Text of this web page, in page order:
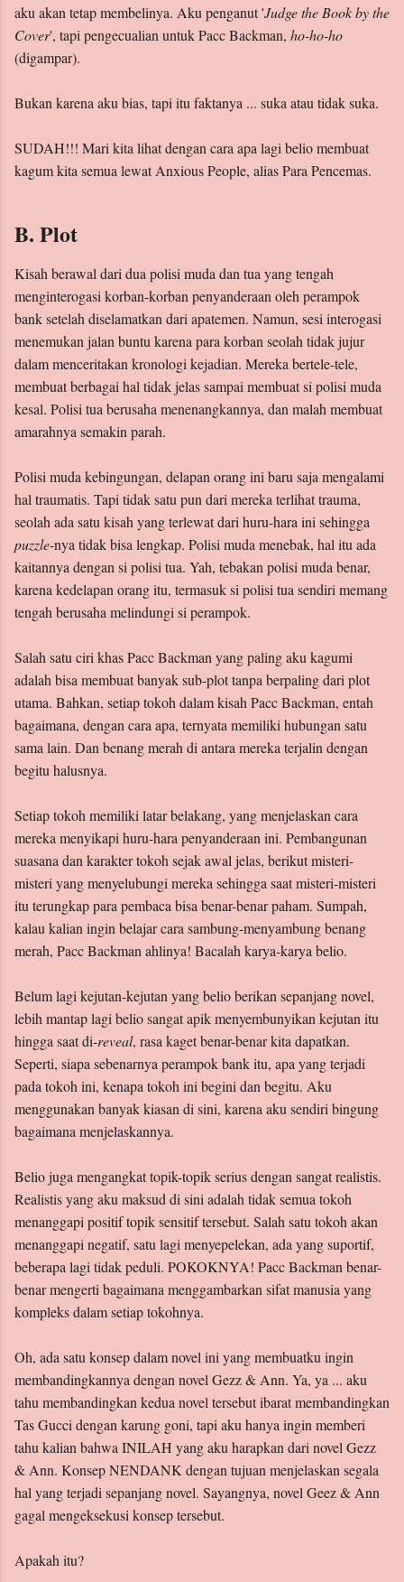
aku akan tetap membelinya. Aku penganut 'Judge the Book by the
Cover', tapi pengecualian untuk Pacc Backman, ho-ho-ho
(digampar).
Bukan karena aku bias, tapi itu faktanya ... suka atau tidak suka.
SUDAH!!! Mari kita lihat dengan cara apa lagi belio membuat
kagum kita semua lewat Anxious People, alias Para Pencemas.
B. Plot
Kisah berawal dari dua polisi muda dan tua yang tengah
menginterogasi korban-korban penyanderaan oleh perampok
bank setelah diselamatkan dari apatemen. Namun, sesi interogasi
menemukan jalan buntu karena para korban seolah tidak jujur
dalam menceritakan kronologi kejadian. Mereka bertele-tele,
membuat berbagai hal tidak jelas sampai membuat si polisi muda
kesal. Polisi tua berusaha menenangkannya, dan malah membuat
amarahnya semakin parah.
Polisi muda kebingungan, delapan orang ini baru saja mengalami
hal traumatis. Tapi tidak satu pun dari mereka terlihat trauma,
seolah ada satu kisah yang terlewat dari huru-hara ini sehingga
puzzle-nya tidak bisa lengkap. Polisi muda menebak, hal itu ada
kaitannya dengan si polisi tua. Yah, tebakan polisi muda benar,
karena kedelapan orang itu, termasuk si polisi tua sendiri memang
tengah berusaha melindungi si perampok.
Salah satu ciri khas Pacc Backman yang paling aku kagumi
adalah bisa membuat banyak sub-plot tanpa berpaling dari plot
utama. Bahkan, setiap tokoh dalam kisah Pacc Backman, entah
bagaimana, dengan cara apa, ternyata memiliki hubungan satu
sama lain. Dan benang merah di antara mereka terjalin dengan
begitu halusnya.
Setiap tokoh memiliki latar belakang, yang menjelaskan cara
mereka menyikapi huru-hara penyanderaan ini. Pembangunan
suasana dan karakter tokoh sejak awal jelas, berikut misteri-
misteri yang menyelubungi mereka sehingga saat misteri-misteri
itu terungkap para pembaca bisa benar-benar paham. Sumpah,
kalau kalian ingin belajar cara sambung-menyambung benang
merah, Pacc Backman ahlinya! Bacalah karya-karya belio.
Belum lagi kejutan-kejutan yang belio berikan sepanjang novel,
lebih mantap lagi belio sangat apik menyembunyikan kejutan itu
hingga saat di-reveal, rasa kaget benar-benar kita dapatkan.
Seperti, siapa sebenarnya perampok bank itu, apa yang terjadi
pada tokoh ini, kenapa tokoh ini begini dan begitu. Aku
menggunakan banyak kiasan di sini, karena aku sendiri bingung
bagaimana menjelaskannya.
Belio juga mengangkat topik-topik serius dengan sangat realistis.
Realistis yang aku maksud di sini adalah tidak semua tokoh
menanggapi positif topik sensitif tersebut. Salah satu tokoh akan
menanggapi negatif, satu lagi menyepelekan, ada yang suportif,
beberapa lagi tidak peduli. POKOKNYA! Pacc Backman benar-
benar mengerti bagaimana menggambarkan sifat manusia yang
kompleks dalam setiap tokohnya.
Oh, ada satu konsep dalam novel ini yang membuatku ingin
membandingkannya dengan novel Gezz & Ann. Ya, ya ... aku
tahu membandingkan kedua novel tersebut ibarat membandingkan
Tas Gucci dengan karung goni, tapi aku hanya ingin memberi
tahu kalian bahwa INILAH yang aku harapkan dari novel Gezz
& Ann. Konsep NENDANK dengan tujuan menjelaskan segala
hal yang terjadi sepanjang novel. Sayangnya, novel Geez & Ann
gagal mengeksekusi konsep tersebut.
Apakah itu?